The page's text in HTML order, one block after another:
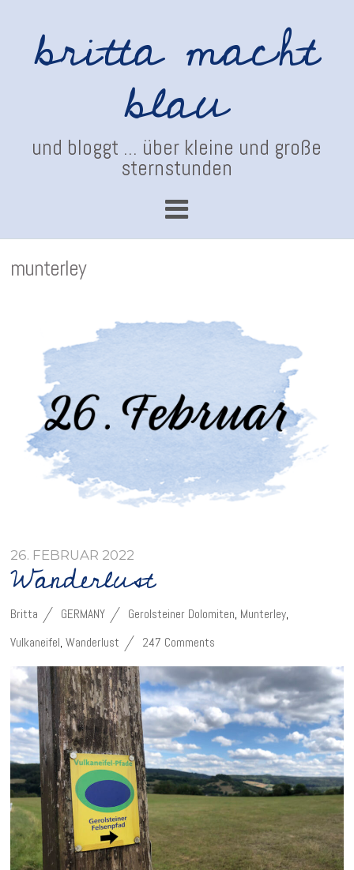
britta macht
blau
und bloggt ... über kleine und große
sternstunden
munterley
26. FEBRUAR 2022
Wanderlust
Britta GERMANY Gerolsteiner Dolomiten, Munterley,
Vulkaneifel,Wanderlust 247 Comments